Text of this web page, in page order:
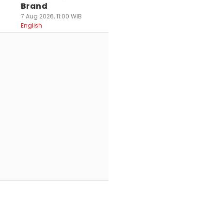
Brand
7 Aug 2026, 11:00 WIB
English